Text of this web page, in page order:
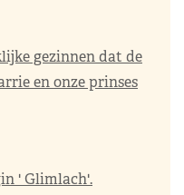
gezinnen dat de
en onze prinses
' Glimlach'.